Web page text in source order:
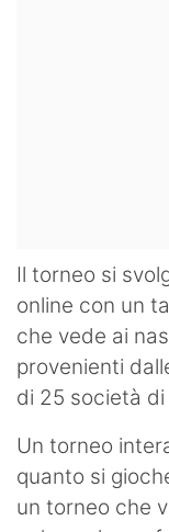
Il torneo si
online con un
che vede ai
provenienti
di 25 società
Un torneo
quanto si
un torneo che